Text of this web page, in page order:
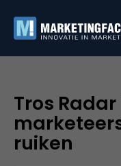
Tros
ruiken